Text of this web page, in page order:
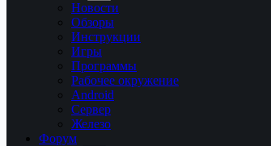
Новости
Обзоры
Инструкции
Игры
Программы
Рабочее окружение
Android
Сервер
Железо
Форум